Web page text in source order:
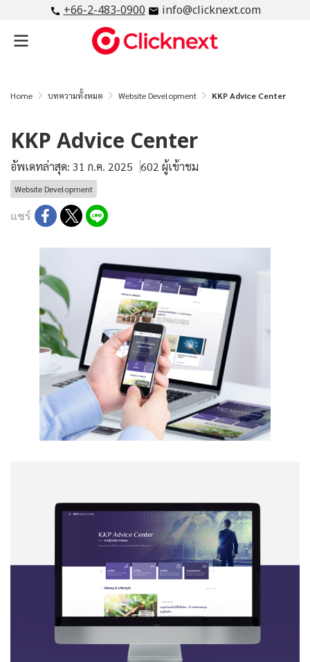
+66-2-483-0900 info@clicknext.com
Home บทความทั้งหมด Website Development KKP Advice Center
KKP Advice Center
อัพเดทล่าสุด: 31 ก.ค. 2025 602 ผู้เข้าชม
Website Development
แชร์